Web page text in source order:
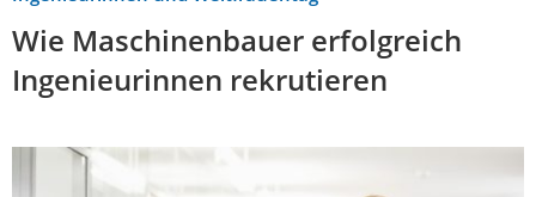
Wie Maschinenbauer erfolgreich
Ingenieurinnen rekrutieren